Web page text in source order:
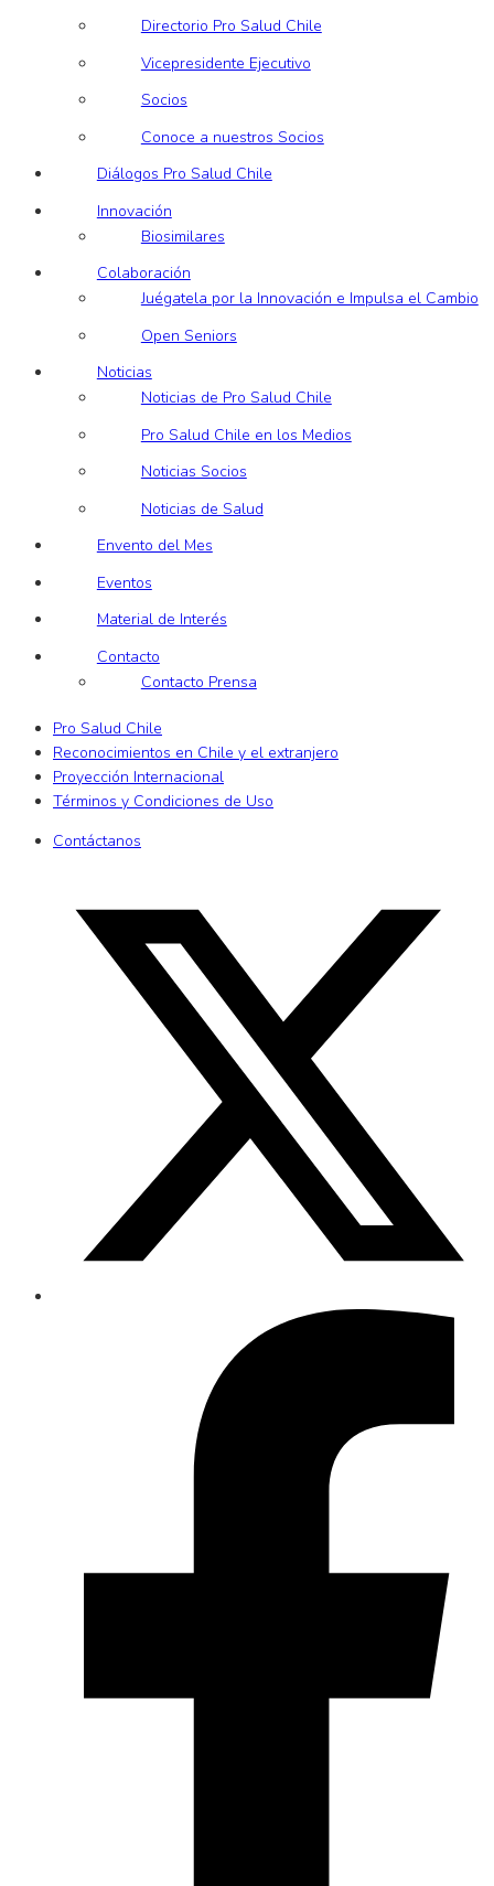
Directorio Pro Salud Chile
Vicepresidente Ejecutivo
Socios
Conoce a nuestros Socios
Diálogos Pro Salud Chile
Innovación
Biosimilares
Colaboración
Juégatela por la Innovación e Impulsa el Cambio
Open Seniors
Noticias
Noticias de Pro Salud Chile
Pro Salud Chile en los Medios
Noticias Socios
Noticias de Salud
Envento del Mes
Eventos
Material de Interés
Contacto
Contacto Prensa
Pro Salud Chile
Reconocimientos en Chile y el extranjero
Proyección Internacional
Términos y Condiciones de Uso
Contáctanos